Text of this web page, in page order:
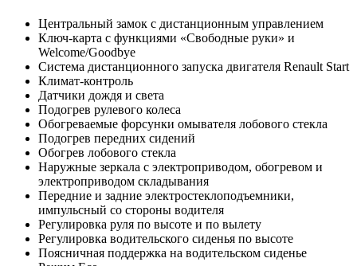
Центральный замок с дистанционным управлением
Ключ-карта с функциями «Свободные руки» и
Welcome/Goodbye
Система дистанционного запуска двигателя Renault Start
Климат-контроль
Датчики дождя и света
Подогрев рулевого колеса
Обогреваемые форсунки омывателя лобового стекла
Подогрев передних сидений
Обогрев лобового стекла
Наружные зеркала с электроприводом, обогревом и
электроприводом складывания
Передние и задние электростеклоподъемники,
импульсный со стороны водителя
Регулировка руля по высоте и по вылету
Регулировка водительского сиденья по высоте
Поясничная поддержка на водительском сиденье